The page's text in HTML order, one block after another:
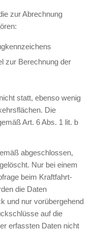
zur Abrechnung
zur Berechnung der
statt, ebenso wenig
Die
Art. 6 Abs. 1 lit. b
abgeschlossen,
Nur bei einem
beim Kraftfahrt-
die Daten
und nur vorübergehend
auf die
erfassten Daten nicht